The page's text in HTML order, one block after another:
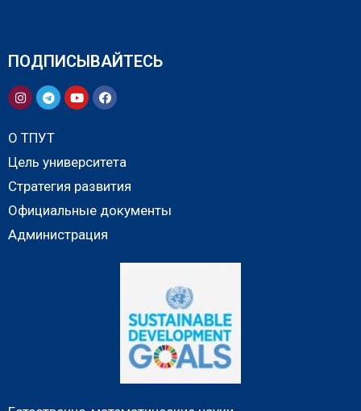
ПОДПИСЫВАЙТЕСЬ
О ТПУТ
Цель университета
Стратегия развития
Официальные документы
Администрация